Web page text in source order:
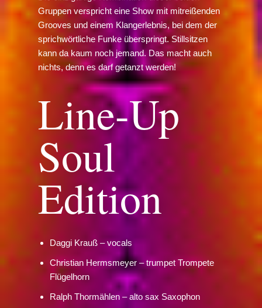
Gruppen verspricht eine Show mit mitreißenden
Grooves und einem Klangerlebnis, bei dem der
sprichwörtliche Funke überspringt. Stillsitzen
kann da kaum noch jemand. Das macht auch
nichts, denn es darf getanzt werden!
Line-Up
Soul
Edition
Daggi Krauß – vocals
Christian Hermsmeyer – trumpet Trompete
Flügelhorn
Ralph Thormählen – alto sax Saxophon